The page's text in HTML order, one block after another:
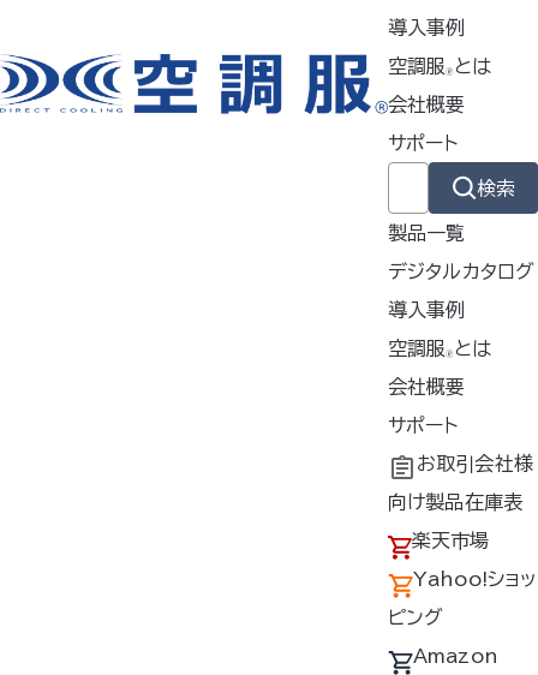
導入事例
空調服🄬 とは
会社概要
サポート
検索
製品一覧
デジタルカタログ
導入事例
導入事例
共同開発
工場シミュレーシ
ョン
空調服🄬 とは
空調服 ®とは
開発秘話
会社概要
企業理念
会社概要
会社沿革
アクセス
採用情報
サポート
よくあるご質問
不要なバッテリー
の回収について
デバイス・ファン
オプション対応表
取扱説明書ダウ
お取引会社様
向け製品在庫表
楽天市場
Yahoo!ショッ
ピング
Amazon
製品ジャンル